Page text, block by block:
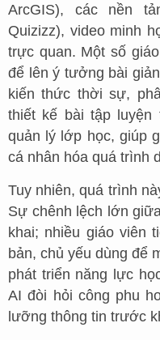
ArcGIS), các nền
Quizizz), video minh
trực quan. Một số
để lên ý tưởng bài
kiến thức thời sự,
thiết kế bài tập
quản lý lớp học, giúp
cá nhân hóa quá trình
Tuy nhiên, quá trình
Sự chênh lệch lớn
khai; nhiều giáo viên
bản, chủ yếu dùng để
phát triển năng lực
AI đòi hỏi công phu
lưỡng thông tin trước